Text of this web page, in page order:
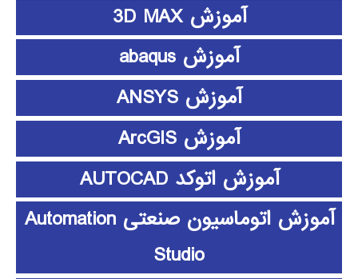
آموزش 3D MAX
آموزش abaqus
آموزش ANSYS
آموزش ArcGIS
آموزش اتوکد AUTOCAD
آموزش اتوماسیون صنعتی Automation
Studio